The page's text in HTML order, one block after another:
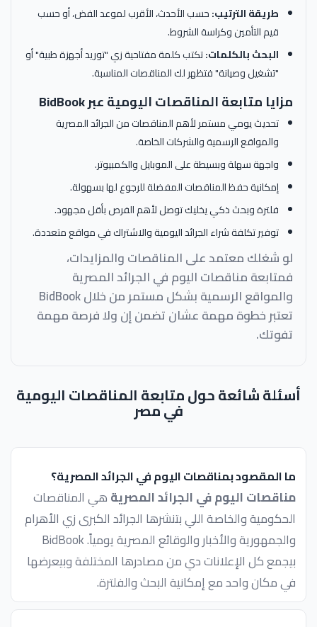
طريقة الترتيب:حسب الأحدث، الأقرب لموعد الفض، أو حسب
قيم التأمين وكراسة الشروط.
البحث بالكلمات:تكتب كلمة مفتاحية زي "توريد أجهزة طبية" أو
"تشغيل وصيانة" فتظهر لك المناقصات المناسبة.
مزايا متابعة المناقصات اليومية عبر BidBook
تحديث يومي مستمر لأهم المناقصات من الجرائد المصرية
والمواقع الرسمية والشركات الخاصة.
واجهة سهلة وبسيطة على الموبايل والكمبيوتر.
إمكانية حفظ المناقصات المفضلة للرجوع لها بسهولة.
فلترة وبحث ذكي يخليك توصل لأهم الفرص بأقل مجهود.
توفير تكلفة شراء الجرائد اليومية والاشتراك في مواقع متعددة.
لو شغلك معتمد على المناقصات والمزايدات،
فمتابعة مناقصات اليوم في الجرائد المصرية
والمواقع الرسمية بشكل مستمر من خلال BidBook
تعتبر خطوة مهمة عشان تضمن إن ولا فرصة مهمة
تفوتك.
أسئلة شائعة حول متابعة المناقصات اليومية
في مصر
ما المقصود بمناقصات اليوم في الجرائد المصرية؟
مناقصات اليوم في الجرائد المصريةهي المناقصات
الحكومية والخاصة اللي بتنشرها الجرائد الكبرى زي الأهرام
والجمهورية والأخبار والوقائع المصرية يومياً. BidBook
بيجمع كل الإعلانات دي من مصادرها المختلفة وبيعرضها
في مكان واحد مع إمكانية البحث والفلترة.